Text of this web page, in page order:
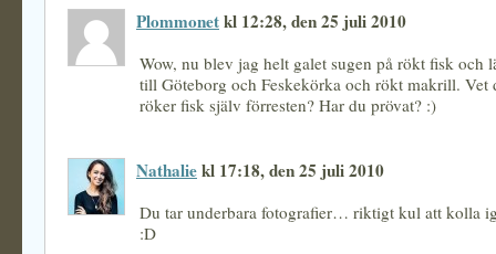
Plommonetkl 12:28, den 25 juli 2010
Wow, nu blev jag helt galet sugen på rökt fisk och
till Göteborg och Feskekörka och rökt makrill. Vet
röker fisk själv förresten? Har du prövat? :)
Nathaliekl 17:18, den 25 juli 2010
Du tar underbara fotografier… riktigt kul att kolla
:D